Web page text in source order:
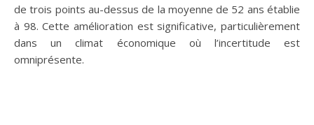
de trois points au-dessus de la moyenne de 52 ans établie
à 98. Cette amélioration est significative, particulièrement
dans un climat économique où l’incertitude est
omniprésente.